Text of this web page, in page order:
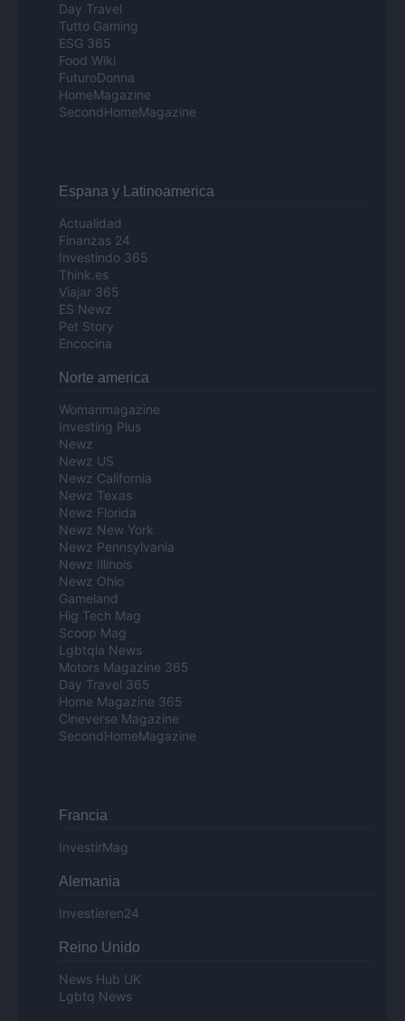
Day Travel
Tutto Gaming
ESG 365
Food Wiki
FuturoDonna
HomeMagazine
SecondHomeMagazine
Espana y Latinoamerica
Actualidad
Finanzas 24
Investindo 365
Think.es
Viajar 365
ES Newz
Pet Story
Encocina
Norte america
Womanmagazine
Investing Plus
Newz
Newz US
Newz California
Newz Texas
Newz Florida
Newz New York
Newz Pennsylvania
Newz Illinois
Newz Ohio
Gameland
Hig Tech Mag
Scoop Mag
Lgbtqia News
Motors Magazine 365
Day Travel 365
Home Magazine 365
Cineverse Magazine
SecondHomeMagazine
Francia
InvestirMag
Alemania
Investieren24
Reino Unido
News Hub UK
Lgbtq News